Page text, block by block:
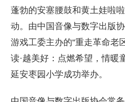
蓬勃的安塞腰鼓和黄土娃啦
动。由中国音像与数字出版
游戏工委主办的“重走革命老
读·越美好：点燃希望，情暖
延安枣园小学成功举办。